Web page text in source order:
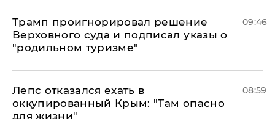
Трамп проигнорировал решение
Верховного суда и подписал указы о
"родильном туризме"
09:46
Лепс отказался ехать в
оккупированный Крым: "Там опасно
для жизни"
08:59